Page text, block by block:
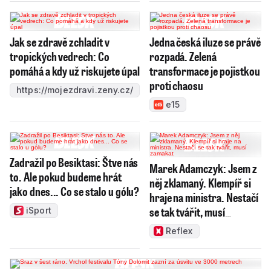
Jak se zdravě zchladit v
tropických vedrech: Co
pomáhá a kdy už riskujete úpal
https://mojezdravi.zeny.cz/
Jedna česká iluze se právě
rozpadá. Zelená
transformace je pojistkou
proti chaosu
e15
Zadražil po Besiktasi: Štve nás
to. Ale pokud budeme hrát
jako dnes... Co se stalo u gólu?
iSport
Marek Adamczyk: Jsem z
něj zklamaný. Klempíř si
hraje na ministra. Nestačí
se tak tvářit, musí
zamakat
Reflex